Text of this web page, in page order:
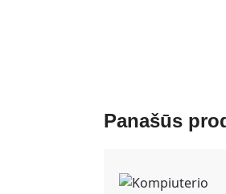
Panašūs